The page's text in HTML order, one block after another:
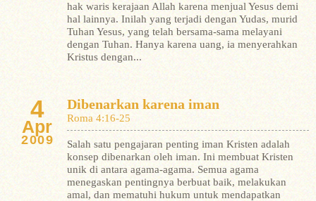
hak waris kerajaan Allah karena menjual Yesus demi
hal lainnya. Inilah yang terjadi dengan Yudas, murid
Tuhan Yesus, yang telah bersama-sama melayani
dengan Tuhan. Hanya karena uang, ia menyerahkan
Kristus dengan...
4
Apr
2009
Dibenarkan karena iman
Roma 4:16-25
Salah satu pengajaran penting iman Kristen adalah
konsep dibenarkan oleh iman. Ini membuat Kristen
unik di antara agama-agama. Semua agama
menegaskan pentingnya berbuat baik, melakukan
amal, dan mematuhi hukum untuk mendapatkan